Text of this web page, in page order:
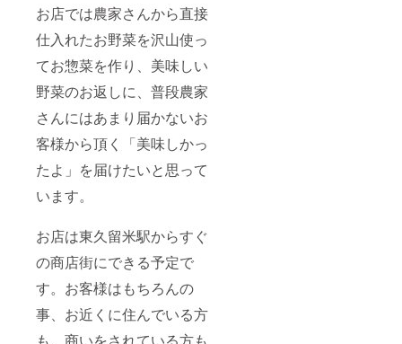
お店では農家さんから直接
仕入れたお野菜を沢山使っ
てお惣菜を作り、美味しい
野菜のお返しに、普段農家
さんにはあまり届かないお
客様から頂く「美味しかっ
たよ」を届けたいと思って
います。
お店は東久留米駅からすぐ
の商店街にできる予定で
す。お客様はもちろんの
事、お近くに住んでいる方
も、商いをされている方も